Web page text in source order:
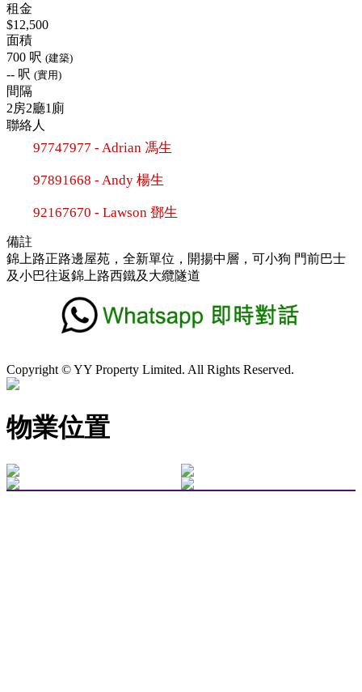
租金
$12,500
面積
700 呎 (建築)
-- 呎 (實用)
間隔
2房2廳1廁
聯絡人
97747977 - Adrian 馮生
97891668 - Andy 楊生
92167670 - Lawson 鄧生
備註
錦上路正路邊屋苑，全新單位，開揚中層，可小狗 門前巴士
及小巴往返錦上路西鐵及大纜隧道
Copyright © YY Property Limited. All Rights Reserved.
物業位置